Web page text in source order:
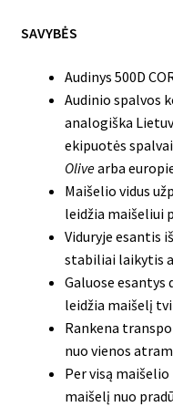
SAVYBĖS
Audinys 500D
Audinio spalvos
analogiška
ekipuotės
Olivearba
Maišelio vidus
leidžia maišeliui
Viduryje esantis
stabiliai laikytis
Galuose
leidžia maišelį
Rankena
nuo vienos
Per visą
maišelį nuo